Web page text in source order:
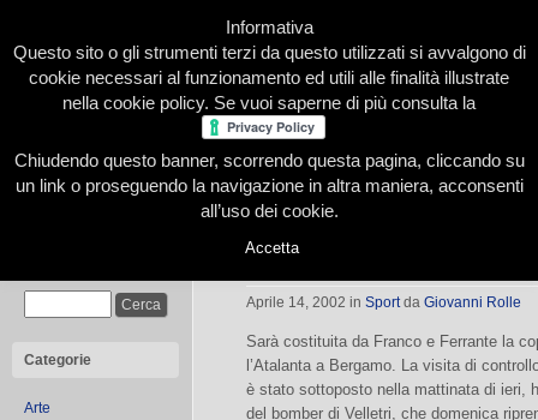
Home Presentazione Redazione Le nostre firme
Categorie
Arte
Ferrante, al Toro altri cinque anni
Aprile 14, 2002 in Sportda Giovanni Rolle
Sarà costituita da Franco e Ferrante la
l’Atalanta a Bergamo. La visita di
è stato sottoposto nella mattinata di ieri,
del bomber di Velletri, che domenica
Informativa
Questo sito o gli strumenti terzi da questo utilizzati si avvalgono di
cookie necessari al funzionamento ed utili alle finalità illustrate
nella cookie policy. Se vuoi saperne di più consulta la
Chiudendo questo banner, scorrendo questa pagina, cliccando su
un link o proseguendo la navigazione in altra maniera, acconsenti
all’uso dei cookie.
Accetta